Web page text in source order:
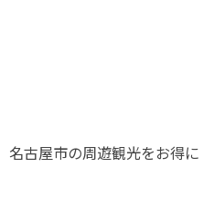
名古屋市の周遊観光をお得に